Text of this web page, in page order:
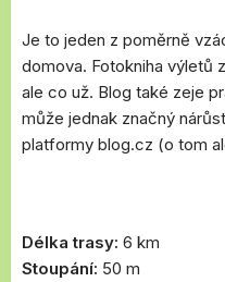
Je to jeden z poměrně
domova. Fotokniha výletů
ale co už. Blog také zeje
může jednak značný
platformy blog.cz (o tom
Délka trasy: 6 km
Stoupání: 50 m